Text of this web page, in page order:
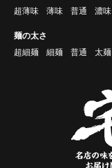
超薄味
薄味 普通 濃味
麺の太さ
超細麺
細麺 普通 太麺